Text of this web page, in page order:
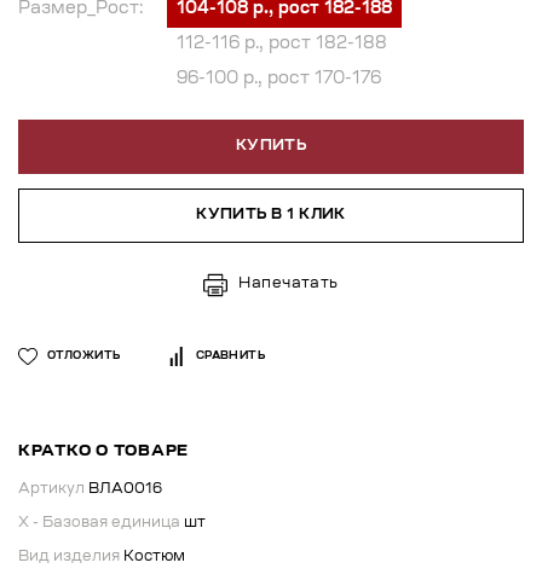
Размер_Рост: 104-108 р., рост 182-188
112-116 р., рост 182-188
96-100 р., рост 170-176
КУПИТЬ
КУПИТЬ В 1 КЛИК
Напечатать
ОТЛОЖИТЬ СРАВНИТЬ
КРАТКО О ТОВАРЕ
Артикул ВЛА0016
X - Базовая единица шт
Вид изделия Костюм